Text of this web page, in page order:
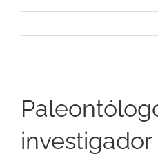
investigador